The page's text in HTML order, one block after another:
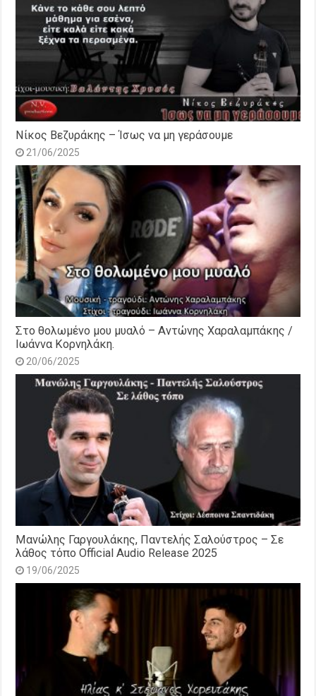
Νίκος Βεζυράκης – Ίσως να μη γεράσουμε
21/06/2025
Στο θολωμένο μου μυαλό – Αντώνης Χαραλαμπάκης /
Ιωάννα Κορνηλάκη.
20/06/2025
Μανώλης Γαργουλάκης, Παντελής Σαλούστρος – Σε
λάθος τόπο Official Audio Release 2025
19/06/2025